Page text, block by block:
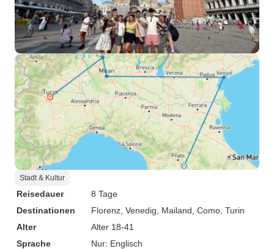
Stadt & Kultur
Reisedauer
8 Tage
Destinationen
Florenz , Venedig , Mailand , Como , Turin
Alter
Alter 18-41
Sprache
Nur: Englisch